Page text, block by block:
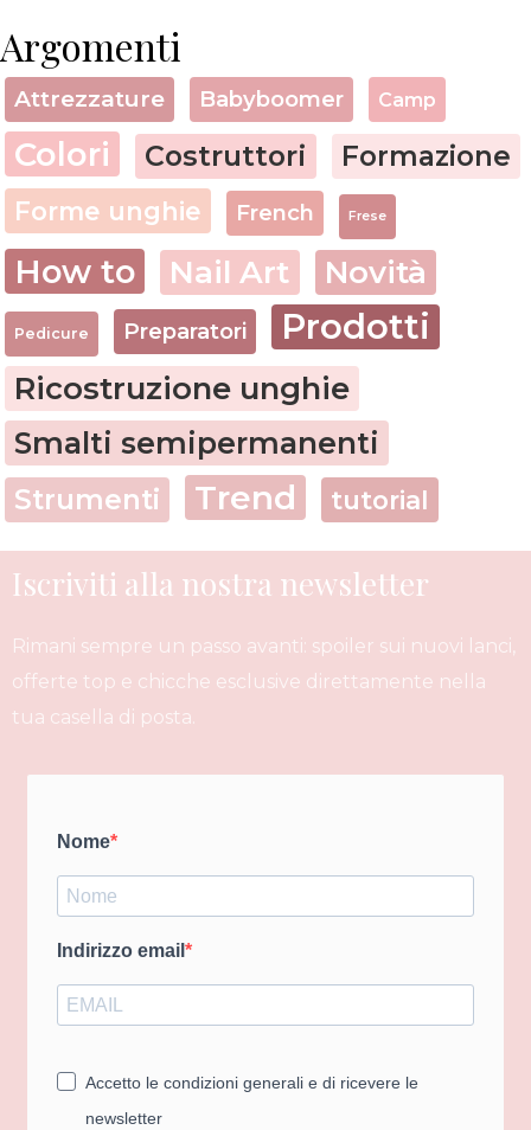
Argomenti
Attrezzature Babyboomer Camp
Colori Costruttori Formazione
Forme unghie French Frese
How to Nail Art Novità
Pedicure Preparatori Prodotti
Ricostruzione unghie
Smalti semipermanenti
Strumenti Trend tutorial
Iscriviti alla nostra newsletter
Rimani sempre un passo avanti: spoiler sui nuovi lanci,
offerte top e chicche esclusive direttamente nella
tua casella di posta.
Nome
Indirizzo email
Accetto le condizioni generali e di ricevere le
newsletter